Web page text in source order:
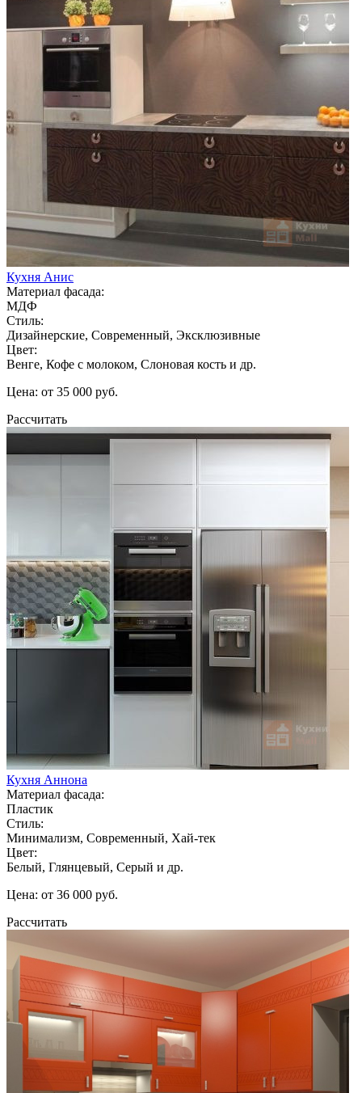
Кухня Анис
Материал фасада:
МДФ
Стиль:
Дизайнерские, Современный, Эксклюзивные
Цвет:
Венге, Кофе с молоком, Слоновая кость и др.
Цена: от 35 000 руб.
Рассчитать
Кухня Аннона
Материал фасада:
Пластик
Стиль:
Минимализм, Современный, Хай-тек
Цвет:
Белый, Глянцевый, Серый и др.
Цена: от 36 000 руб.
Рассчитать